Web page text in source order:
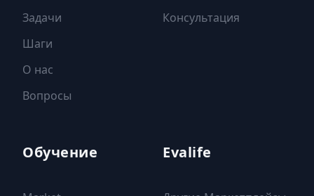
Задачи
Шаги
О нас
Вопросы
Консультация
Обучение Evalife